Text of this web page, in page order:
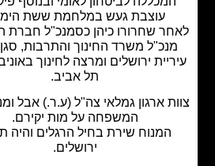
עוצבת געש במלחמת ששת הימים.
שחרורו כיהן כסמנכ"ל חברת החשמל,
משרד החינוך והתרבות, סגן ראש
ירושלים ומרצה לחינוך באוניברסיטת
תל אביב.
ארגון גמלאי צה"ל (ע.ר.) אבל ומנחם את
המשפחה על מות יקירם.
המנוח שירת בחיל הרגלים והיה תושב
ירושלים.